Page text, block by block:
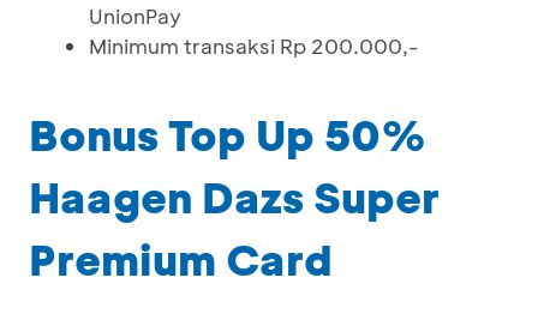
UnionPay
Minimum transaksi Rp 200.000,-
Bonus Top Up 50%
Haagen Dazs Super
Premium Card